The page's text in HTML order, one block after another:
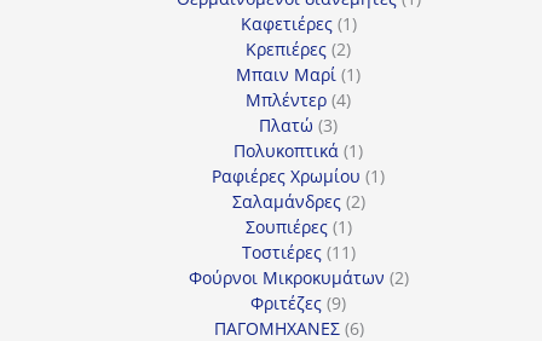
Καφετιέρες 11
προϊόν
Κρεπιέρες 22
προϊόντα
Μπαιν Μαρί 11
Μπλέντερ 44
Πλατώ 33
προϊόντα
Πολυκοπτικά 11
προϊόν
Ραφιέρες Χρωμίου 11
Σαλαμάνδρες 22
Σουπιέρες 11
προϊόν
Τοστιέρες 1111
προϊόντα
Φούρνοι Μικροκυμάτων 22
Φριτέζες 99
προϊόντα
ΠΑΓΟΜΗΧΑΝΕΣ 66